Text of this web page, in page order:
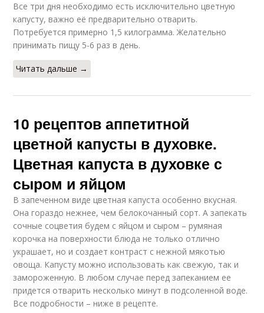
Все три дня необходимо есть исключительно цветную
капусту, важно её предварительно отварить.
Потребуется примерно 1,5 килограмма. Желательно
принимать пищу 5-6 раз в день.
Читать дальше →
10 рецептов аппетитной
цветной капусты в духовке.
Цветная капуста в духовке с
сыром и яйцом
В запеченном виде цветная капуста особенно вкусная.
Она гораздо нежнее, чем белокочанный сорт. А запекать
сочные соцветия будем с яйцом и сыром – румяная
корочка на поверхности блюда не только отлично
украшает, но и создает контраст с нежной мякотью
овоща. Капусту можно использовать как свежую, так и
замороженную. В любом случае перед запеканием ее
придется отварить несколько минут в подсоленной воде.
Все подробности – ниже в рецепте.